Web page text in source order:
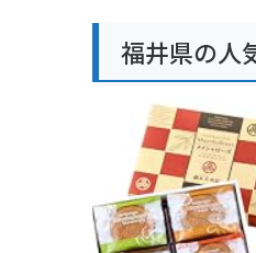
福井県の人